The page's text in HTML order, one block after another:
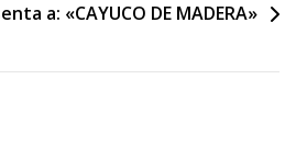
a: «CAYUCO DE MADERA»